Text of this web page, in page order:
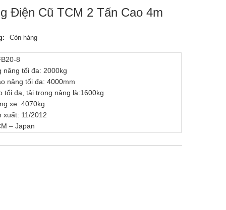
Điện Cũ TCM 2 Tấn Cao 4m
Còn hàng
8
nâng tối đa: 2000kg
nâng tối đa: 4000mm
tối đa, tải trọng nâng là:1600kg
xe: 4070kg
xuất: 11/2012
– Japan